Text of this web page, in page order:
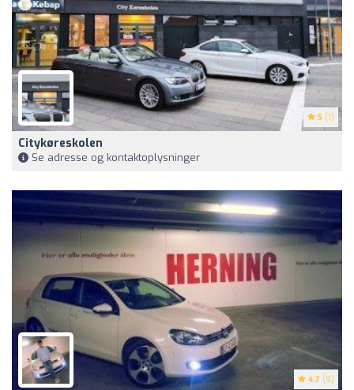
5 (1)
Citykøreskolen
Se adresse og kontaktoplysninger
4.7 (9)